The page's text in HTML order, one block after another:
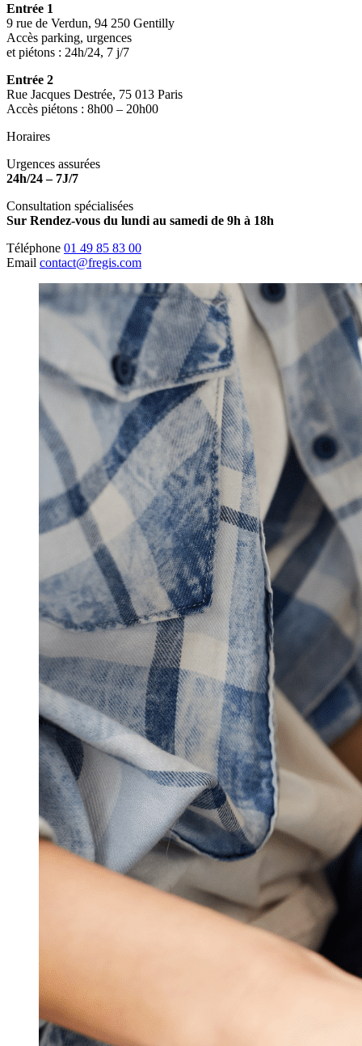
Entrée 1
9 rue de Verdun, 94 250 Gentilly
Accès parking, urgences
et piétons : 24h/24, 7 j/7
Entrée 2
Rue Jacques Destrée, 75 013 Paris
Accès piétons : 8h00 – 20h00
Horaires
Urgences assurées
24h/24 – 7J/7
Consultation spécialisées
Sur Rendez-vous du lundi au samedi de 9h à 18h
Téléphone 01 49 85 83 00
Email contact@fregis.com